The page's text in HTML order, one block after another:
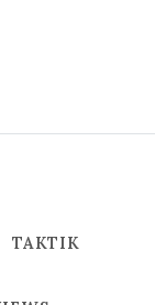
TAKTIK